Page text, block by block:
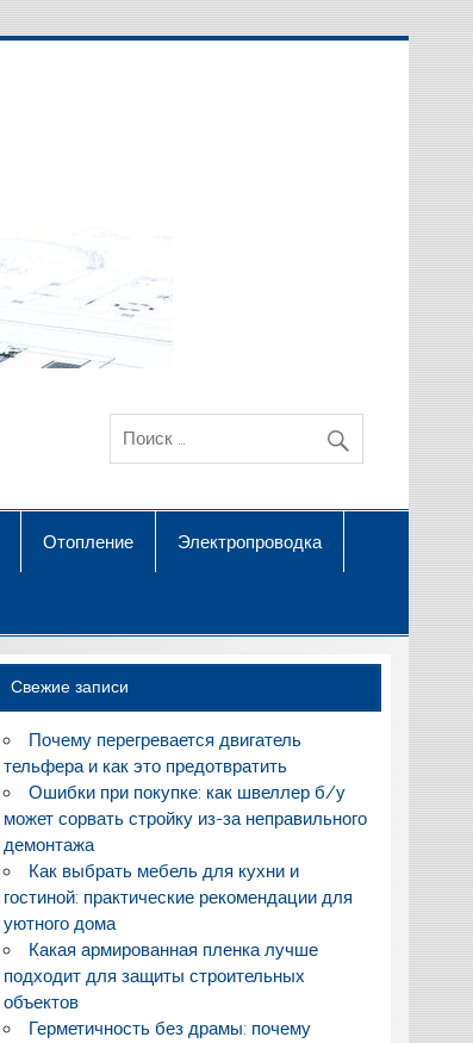
Отопление Электропроводка
Свежие записи
Почему перегревается двигатель
тельфера и как это предотвратить
Ошибки при покупке: как швеллер б/у
может сорвать стройку из-за неправильного
демонтажа
Как выбрать мебель для кухни и
гостиной: практические рекомендации для
уютного дома
Какая армированная пленка лучше
подходит для защиты строительных
объектов
Герметичность без драмы: почему